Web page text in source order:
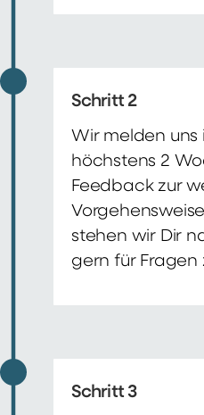
Schritt 2
Wir melden uns
höchstens 2
Feedback zur
stehen wir Dir
gern für Fragen
Schritt 3